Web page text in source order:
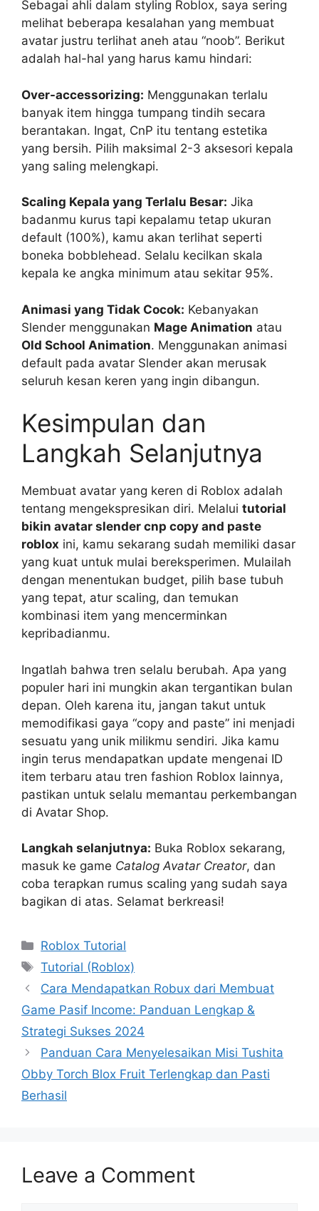
Sebagai ahli dalam styling Roblox, saya sering
melihat beberapa kesalahan yang membuat
avatar justru terlihat aneh atau “noob”. Berikut
adalah hal-hal yang harus kamu hindari:
Over-accessorizing: Menggunakan terlalu
banyak item hingga tumpang tindih secara
berantakan. Ingat, CnP itu tentang estetika
yang bersih. Pilih maksimal 2-3 aksesori kepala
yang saling melengkapi.
Scaling Kepala yang Terlalu Besar: Jika
badanmu kurus tapi kepalamu tetap ukuran
default (100%), kamu akan terlihat seperti
boneka bobblehead. Selalu kecilkan skala
kepala ke angka minimum atau sekitar 95%.
Animasi yang Tidak Cocok: Kebanyakan
Slender menggunakan Mage Animation atau
Old School Animation. Menggunakan animasi
default pada avatar Slender akan merusak
seluruh kesan keren yang ingin dibangun.
Kesimpulan dan
Langkah Selanjutnya
Membuat avatar yang keren di Roblox adalah
tentang mengekspresikan diri. Melalui tutorial
bikin avatar slender cnp copy and paste
roblox ini, kamu sekarang sudah memiliki dasar
yang kuat untuk mulai bereksperimen. Mulailah
dengan menentukan budget, pilih base tubuh
yang tepat, atur scaling, dan temukan
kombinasi item yang mencerminkan
kepribadianmu.
Ingatlah bahwa tren selalu berubah. Apa yang
populer hari ini mungkin akan tergantikan bulan
depan. Oleh karena itu, jangan takut untuk
memodifikasi gaya “copy and paste” ini menjadi
sesuatu yang unik milikmu sendiri. Jika kamu
ingin terus mendapatkan update mengenai ID
item terbaru atau tren fashion Roblox lainnya,
pastikan untuk selalu memantau perkembangan
di Avatar Shop.
Langkah selanjutnya: Buka Roblox sekarang,
masuk ke game Catalog Avatar Creator, dan
coba terapkan rumus scaling yang sudah saya
bagikan di atas. Selamat berkreasi!
Categories
Roblox Tutorial
Tags
Tutorial (Roblox)
Cara Mendapatkan Robux dari Membuat
Game Pasif Income: Panduan Lengkap &
Strategi Sukses 2024
Panduan Cara Menyelesaikan Misi Tushita
Obby Torch Blox Fruit Terlengkap dan Pasti
Berhasil
Leave a Comment